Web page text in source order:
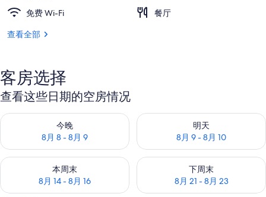
2 室外游泳池
免费 Wi-Fi
餐厅
查看全部
客房选择
查看这些日期的空房情况
今晚
8月 8 - 8月 9
查看今晚的空房情况：8月 8 - 8月 9
明天
8月 9 - 8月 10
查看明天的空房情况：8月 9 -
本周末
8月 14 - 8月 16
查看本周末的空房情况：8月 14 - 8月 16
下周末
8月 21 - 8月 23
查看下周末的空房情况：8月